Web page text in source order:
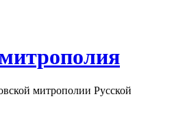
митрополии Русской